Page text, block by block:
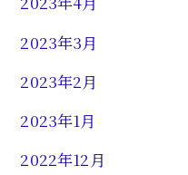
2023年3月
2023年2月
2023年1月
2022年12月